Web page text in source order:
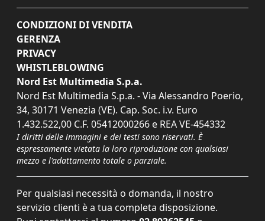
CONDIZIONI DI VENDITA
GERENZA
PRIVACY
WHISTLEBLOWING
Nord Est Multimedia S.p.a.
Nord Est Multimedia S.p.a. - Via Alessandro Poerio,
34, 30171 Venezia (VE). Cap. Soc. i.v. Euro
1.432.522,00 C.F. 05412000266 e REA VE-454332
I diritti delle immagini e dei testi sono riservati. È
espressamente vietata la loro riproduzione con qualsiasi
mezzo e l'adattamento totale o parziale.
Per qualsiasi necessità o domanda, il nostro
servizio clienti è a tua completa disposizione.